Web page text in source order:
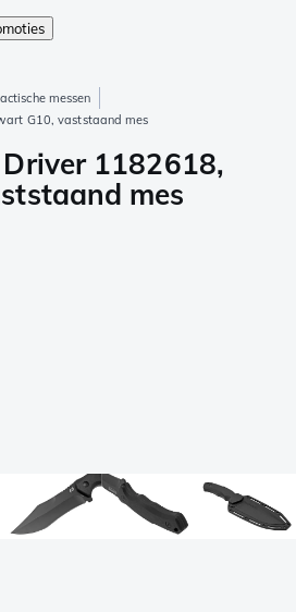
messen
G10, vaststaand mes
1182618,
mes